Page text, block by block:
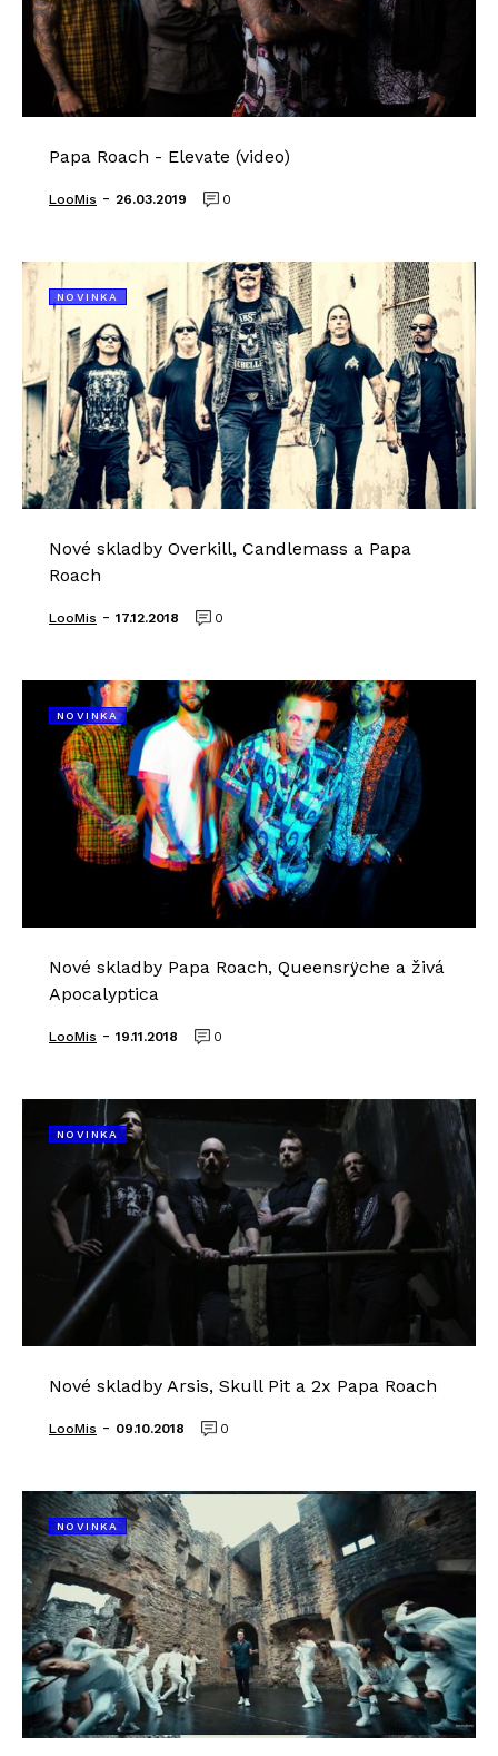
Papa Roach - Elevate (video)
LooMis - 26.03.2019 0
NOVINKA
Nové skladby Overkill, Candlemass a Papa
Roach
LooMis - 17.12.2018 0
NOVINKA
Nové skladby Papa Roach, Queensrÿche a živá
Apocalyptica
LooMis - 19.11.2018 0
NOVINKA
Nové skladby Arsis, Skull Pit a 2x Papa Roach
LooMis - 09.10.2018 0
NOVINKA